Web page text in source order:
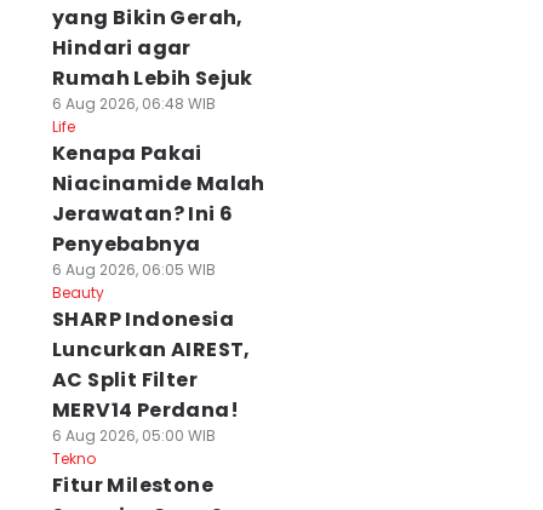
yang Bikin Gerah,
Hindari agar
Rumah Lebih Sejuk
6 Aug 2026, 06:48 WIB
Life
Kenapa Pakai
Niacinamide Malah
Jerawatan? Ini 6
Penyebabnya
6 Aug 2026, 06:05 WIB
Beauty
SHARP Indonesia
Luncurkan AIREST,
AC Split Filter
MERV14 Perdana!
6 Aug 2026, 05:00 WIB
Tekno
Fitur Milestone